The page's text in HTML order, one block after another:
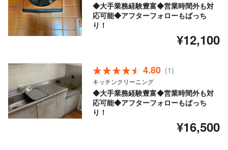
◆大手業務経験豊富◆営業時間外も対
応可能◆アフターフォローもばっち
り！
¥12,100
4.80 (1)
キッチンクリーニング
◆大手業務経験豊富◆営業時間外も対
応可能◆アフターフォローもばっち
り！
¥16,500